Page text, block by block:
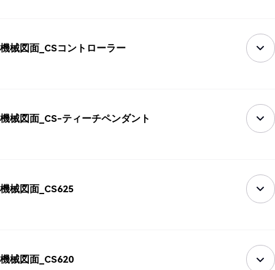
機械図面_CSコントローラー
機械図面_CS-ティーチペンダント
機械図面_CS625
機械図面_CS620